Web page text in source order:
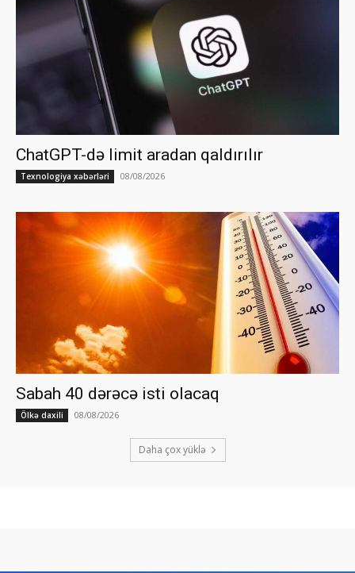
ChatGPT-də limit aradan qaldırılır
Texnologiya xəbərləri 08/08/2026
Sabah 40 dərəcə isti olacaq
Ölkə daxili 08/08/2026
Daha çox yüklə